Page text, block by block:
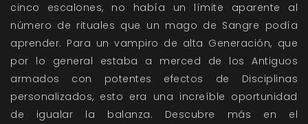
cinco escalones, no había un límite aparente al
número de rituales que un mago de Sangre podía
aprender. Para un vampiro de alta Generación, que
por lo general estaba a merced de los Antiguos
armados con potentes efectos de Disciplinas
personalizados, esto era una increíble oportunidad
de igualar la balanza. Descubre más en el